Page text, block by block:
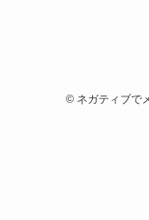
©ネガティブで